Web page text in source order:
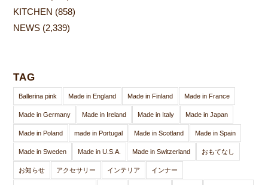
KITCHEN (858)
NEWS (2,339)
TAG
Ballerina pink Made in England Made in Finland Made in France
Made in Germany Made in Ireland Made in Italy Made in Japan
Made in Poland made in Portugal Made in Scotland Made in Spain
Made in Sweden Made in U.S.A. Made in Switzerland おもてなし
お知らせ アクセサリー インテリア インナー